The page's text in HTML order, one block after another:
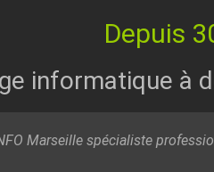
Depuis
informatique à
Marseille spécialiste